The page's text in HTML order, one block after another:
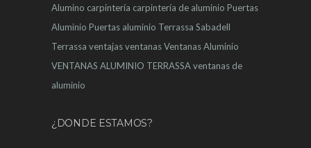
Alumino carpintería carpintería de aluminio Puertas
Aluminio Puertas aluminio Terrassa Sabadell
Terrassa ventajasventanasVentanas Aluminio
VENTANAS ALUMINIO TERRASSAventanas de
aluminio
¿DONDE ESTAMOS?